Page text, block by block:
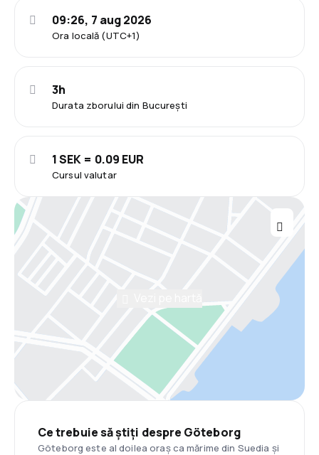
Ora locală (UTC+1)
09:26, 7 aug 2026
Durata zborului din București
3h
Cursul valutar
1 SEK = 0.09 EUR
Ce trebuie să știți despre Göteborg
Göteborg este al doilea oraș ca mărime din Suedia și